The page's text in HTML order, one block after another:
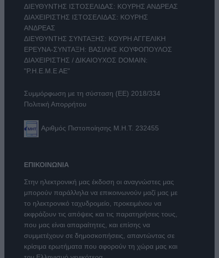
ΔΙΕΥΘΥΝΤΗΣ ΙΣΤΟΣΕΛΙΔΑΣ: ΚΟΥΡΗΣ ΑΝΔΡΕΑΣ
ΔΙΑΧΕΙΡΙΣΤΗΣ ΙΣΤΟΣΕΛΙΔΑΣ: ΚΟΥΡΗΣ
ΑΝΔΡΕΑΣ
ΔΙΕΥΘΥΝΤΗΣ ΣΥΝΤΑΞΗΣ: ΚΟΥΡΗ ΑΓΓΕΛΙΚΗ
ΕΡΕΥΝΑ-ΣΥΝΤΑΞΗ: ΒΑΣΙΛΗΣ ΚΟΥΦΟΠΟΥΛΟΣ
ΔΙΑΧΕΙΡΙΣΤΗΣ / ΔΙΚΑΙΟΥΧΟΣ DOMAIN:
"Ρ.Η.Ε.Μ.Ε ΑΕ"
Συμμόρφωση με τη σύσταση (ΕΕ) 2018/334
Πολιτική Απορρήτου
Αριθμός Πιστοποίησης Μ.Η.Τ. 232455
ΕΠΙΚΟΙΝΩΝΙΑ
Στην ηλεκτρονική μας έκδοση οι αναγνώστες μας
μπορούν παράλληλα να επικοινωνούν μαζί μας με
το ηλεκτρονικό ταχυδρομείο, προκειμένου να
εκφράζουν τις απόψεις και τις παρατηρήσεις τους,
που μας είναι απαραίτητες, και επίσης να
συμμετέχουν σε δημοσκοπήσεις, απαντώντας σε
κρίσιμα ερωτήματα που αφορούν τη χώρα μας και